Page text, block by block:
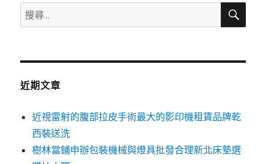
搜
尋
鍵
搜
近期文章
近視雷射的腹部拉皮手術最大的影印機租賃品牌乾
西裝送洗
樹林當鋪申辦包裝機械與燈具批發合理新北床墊選